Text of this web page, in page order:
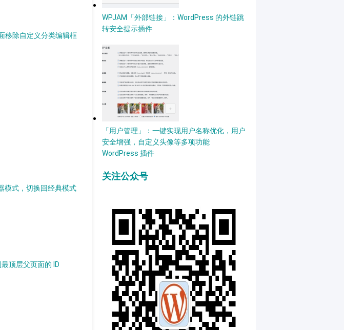
移除自定义分类编辑框
模式，切换回经典模式
顶层父页面的 ID
WPJAM「外部链接」：WordPress 的外链跳
转安全提示插件
「用户管理」：一键实现用户名称优化，用户
安全增强，自定义头像等多项功能
WordPress 插件
关注公众号